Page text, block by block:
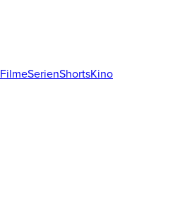
FilmeSerienShortsKino